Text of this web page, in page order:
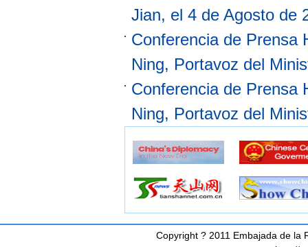
Jian, el 4 de Agosto de
Conferencia de Prensa
Ning, Portavoz del
Conferencia de Prensa
Ning, Portavoz del
Copyright ? 2011 Embajada de la